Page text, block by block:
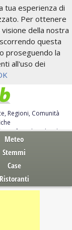
tua esperienza di
Per ottenere
della nostra
questa
proseguendo la
all'uso dei
Regioni, Comunità
free download
Meteo
Stemmi
Case
Ristoranti